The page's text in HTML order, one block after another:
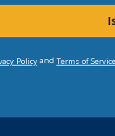
Policyand Terms of Service